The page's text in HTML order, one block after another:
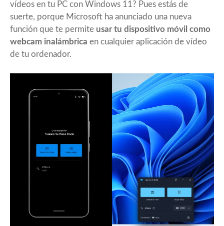
vídeos en tu PC con Windows 11? Pues estás de
suerte, porque Microsoft ha anunciado una nueva
función que te permite usar tu dispositivo móvil como
webcam inalámbrica en cualquier aplicación de vídeo
de tu ordenador.